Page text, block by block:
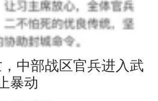
中部战区官兵进入武
暴动